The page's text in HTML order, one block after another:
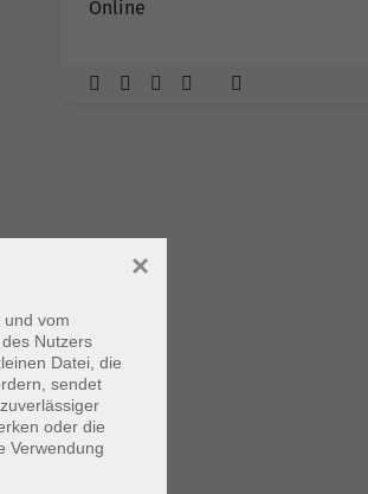
Online
vom
Nutzers
Datei, die
sendet
oder die
Verwendung
×